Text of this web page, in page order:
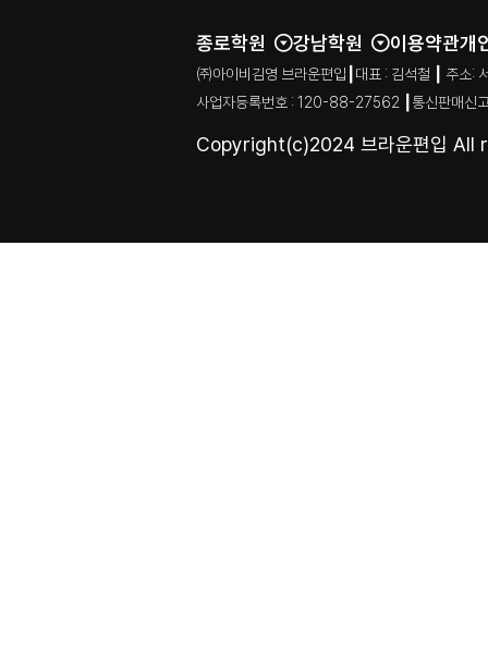
종로학원 강남학원 이용약관개
㈜아이비김영 브라운편입┃대표 : 김석철 ┃ 주
사업자등록번호 : 120-88-27562 ┃통신판매신
Copyright(c)2024 브라운편입